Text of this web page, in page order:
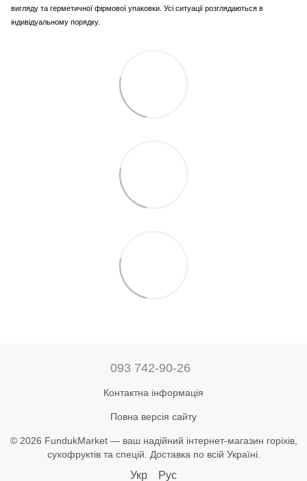
вигляду та герметичної фірмової упаковки. Усі ситуації розглядаються в
індивідуальному порядку.
093 742-90-26
Контактна інформація
Повна версія сайту
© 2026 FundukMarket — ваш надійний інтернет-магазин горіхів,
сухофруктів та спецій. Доставка по всій Україні.
Укр Рус